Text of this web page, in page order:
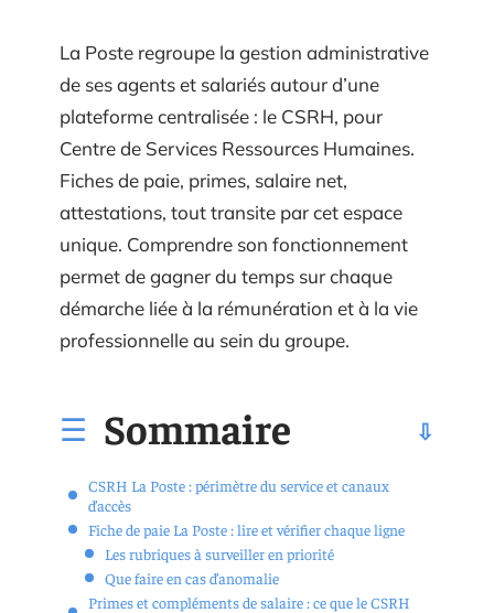
La Poste regroupe la gestion administrative
de ses agents et salariés autour d’une
plateforme centralisée : le CSRH, pour
Centre de Services Ressources Humaines.
Fiches de paie, primes, salaire net,
attestations, tout transite par cet espace
unique. Comprendre son fonctionnement
permet de gagner du temps sur chaque
démarche liée à la rémunération et à la vie
professionnelle au sein du groupe.
Sommaire
CSRH La Poste : périmètre du service et canaux
d’accès
Fiche de paie La Poste : lire et vérifier chaque ligne
Les rubriques à surveiller en priorité
Que faire en cas d’anomalie
Primes et compléments de salaire : ce que le CSRH